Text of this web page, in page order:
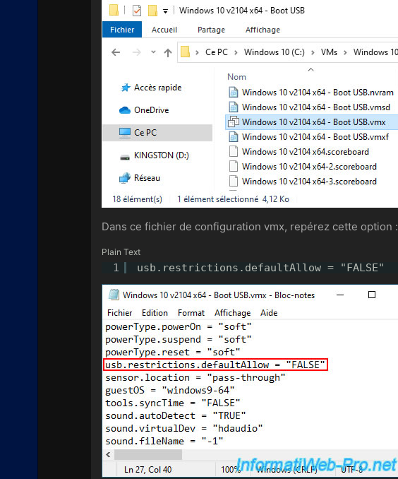
Dans ce fichier de configuration vmx, repérez cette option :
Plain Text
1 usb.restrictions.defaultAllow = "FALSE"